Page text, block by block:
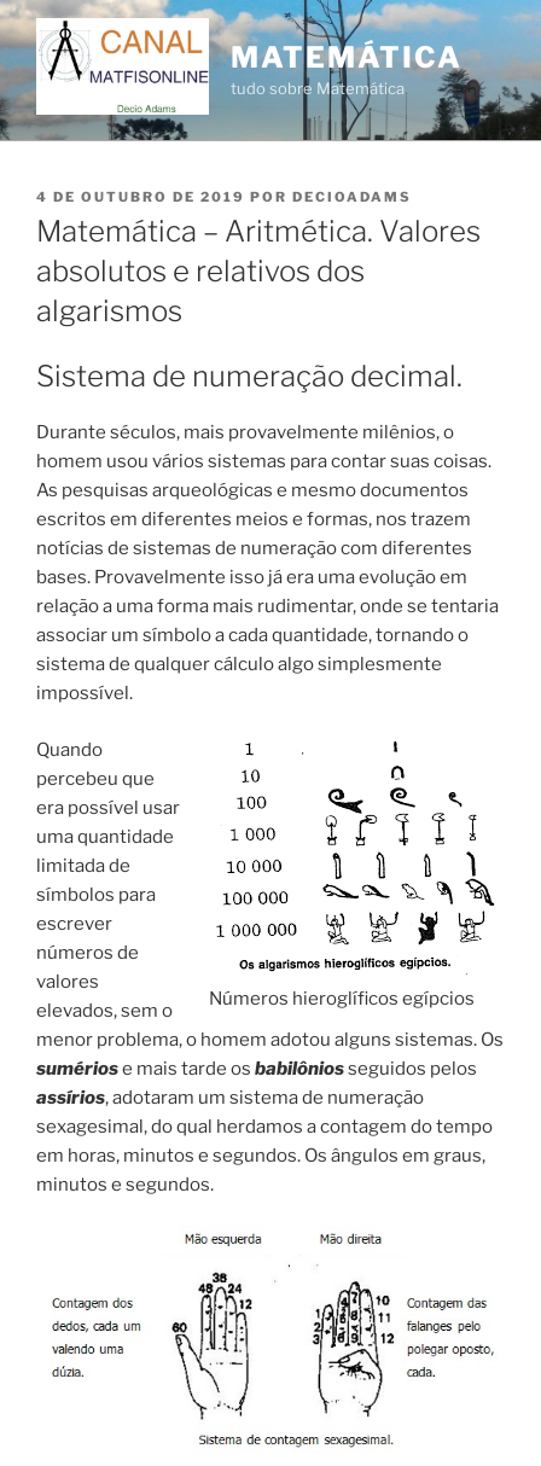
Pular
para
o
conteúdo
MATEMÁTICA
tudo sobre Matemática
PUBLICADO
EM
4 DE OUTUBRO DE 2019 POR DECIOADAMS
Matemática – Aritmética. Valores
absolutos e relativos dos
algarismos
Sistema de numeração decimal.
Durante séculos, mais provavelmente milênios, o
homem usou vários sistemas para contar suas coisas.
As pesquisas arqueológicas e mesmo documentos
escritos em diferentes meios e formas, nos trazem
notícias de sistemas de numeração com diferentes
bases. Provavelmente isso já era uma evolução em
relação a uma forma mais rudimentar, onde se tentaria
associar um símbolo a cada quantidade, tornando o
sistema de qualquer cálculo algo simplesmente
impossível.
Números hieroglíficos egípcios
Quando
percebeu que
era possível usar
uma quantidade
limitada de
símbolos para
escrever
números de
valores
elevados, sem o
menor problema, o homem adotou alguns sistemas. Os
sumériose mais tarde os babilôniosseguidos pelos
assírios, adotaram um sistema de numeração
sexagesimal, do qual herdamos a contagem do tempo
em horas, minutos e segundos. Os ângulos em graus,
minutos e segundos.